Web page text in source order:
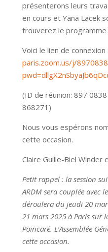
présenterons leurs
en cours et Yana Lacek
trouverez le programme
Voici le lien de connexion :
paris.zoom.us/j/
(ID de réunion: 897
868271)
Nous vous espérons
cette occasion.
Claire Guille-Biel Winder
Petit rappel : la session
ARDM sera couplée avec
déroulera du jeudi 20
21 mars 2025 à Paris sur
Poincaré. L’Assemblée
cette occasion.